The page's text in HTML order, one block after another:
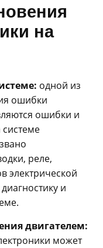
на
одной из
ошибки
ошибки и
системе
реле,
электрической
и
двигателем:
может